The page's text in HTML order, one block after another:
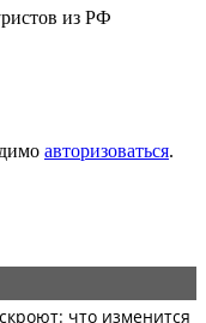
из РФ
авторизоваться.